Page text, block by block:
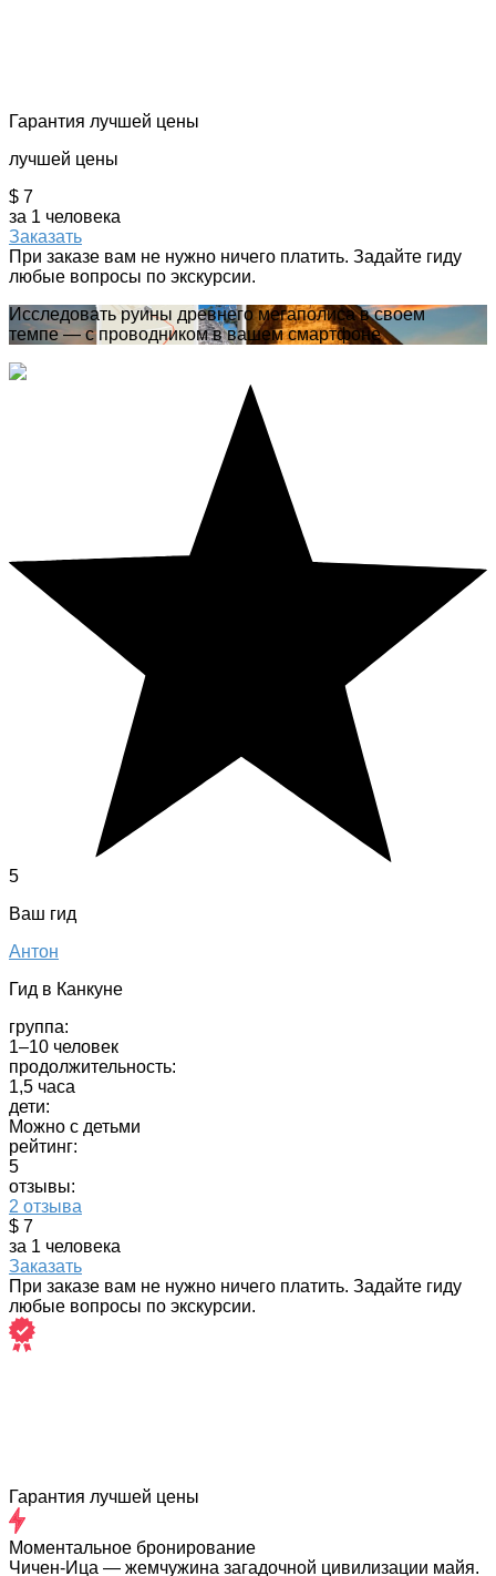
Гарантия лучшей цены
лучшей цены
$ 7
за 1 человека
Заказать
При заказе вам не нужно ничего платить. Задайте гиду
любые вопросы по экскурсии.
Исследовать руины древнего мегаполиса в своем
темпе — с проводником в вашем смартфоне
5
Ваш гид
Антон
Гид в Канкуне
группа:
1–10 человек
продолжительность:
1,5 часа
дети:
Можно с детьми
рейтинг:
5
отзывы:
2 отзыва
$ 7
за 1 человека
Заказать
При заказе вам не нужно ничего платить. Задайте гиду
любые вопросы по экскурсии.
Гарантия лучшей цены
Моментальное бронирование
Чичен-Ица — жемчужина загадочной цивилизации майя.